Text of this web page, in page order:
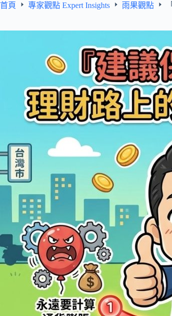
首頁 專家觀點 Expert Insights 雨果觀點